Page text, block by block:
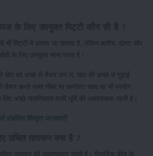
भी मिट्टी में उगाया जा सकता है, लेकिन क्षारीय, दोमट और
के लिए उपयुक्त माना जाता है।
खेत को अच्छे से तैयार कर ले, खेत की अच्छे से गुड़ाई
तैयार करते वक्त गोबर या कम्पोस्ट खाद का भी प्रयोग
लिए अच्छे जलनिकास वाली भूमि की आवश्यकता रहती है।
संबंधित विस्तृत जानकारी
तापमान की आवश्यकता रहती है। गैलार्डिया बीज के